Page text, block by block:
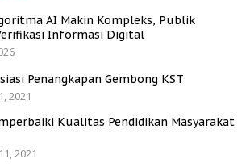
AI Makin Kompleks, Publik
Informasi Digital
Penangkapan Gembong KST
2021
Kualitas Pendidikan Masyarakat
2021